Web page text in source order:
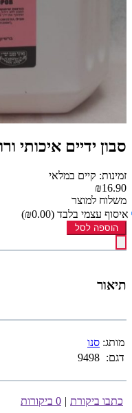
סבון ידיים איכותי ורוד 4
זמינות: קיים במלאי
₪16.90
משלוח למוצר
איסוף עצמי בלבד (₪0.00)
הוספה לסל
תיאור
מותג: סנו
דגם: 9498
כתבו ביקורת | 0 ביקורות